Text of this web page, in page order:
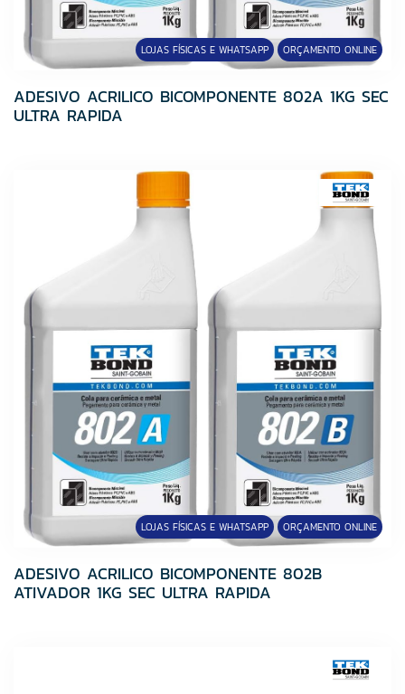
LOJAS FÍSICAS E WHATSAPP ORÇAMENTO ONLINE
ADESIVO ACRILICO BICOMPONENTE 802A 1KG SEC
ULTRA RAPIDA
LOJAS FÍSICAS E WHATSAPP ORÇAMENTO ONLINE
ADESIVO ACRILICO BICOMPONENTE 802B
ATIVADOR 1KG SEC ULTRA RAPIDA